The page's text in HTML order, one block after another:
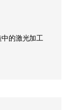
中的激光加工